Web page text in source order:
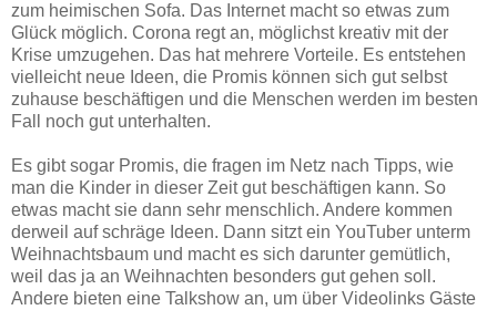
zum heimischen Sofa. Das Internet macht so etwas zum
Glück möglich. Corona regt an, möglichst kreativ mit der
Krise umzugehen. Das hat mehrere Vorteile. Es entstehen
vielleicht neue Ideen, die Promis können sich gut selbst
zuhause beschäftigen und die Menschen werden im besten
Fall noch gut unterhalten.
Es gibt sogar Promis, die fragen im Netz nach Tipps, wie
man die Kinder in dieser Zeit gut beschäftigen kann. So
etwas macht sie dann sehr menschlich. Andere kommen
derweil auf schräge Ideen. Dann sitzt ein YouTuber unterm
Weihnachtsbaum und macht es sich darunter gemütlich,
weil das ja an Weihnachten besonders gut gehen soll.
Andere bieten eine Talkshow an, um über Videolinks Gäste